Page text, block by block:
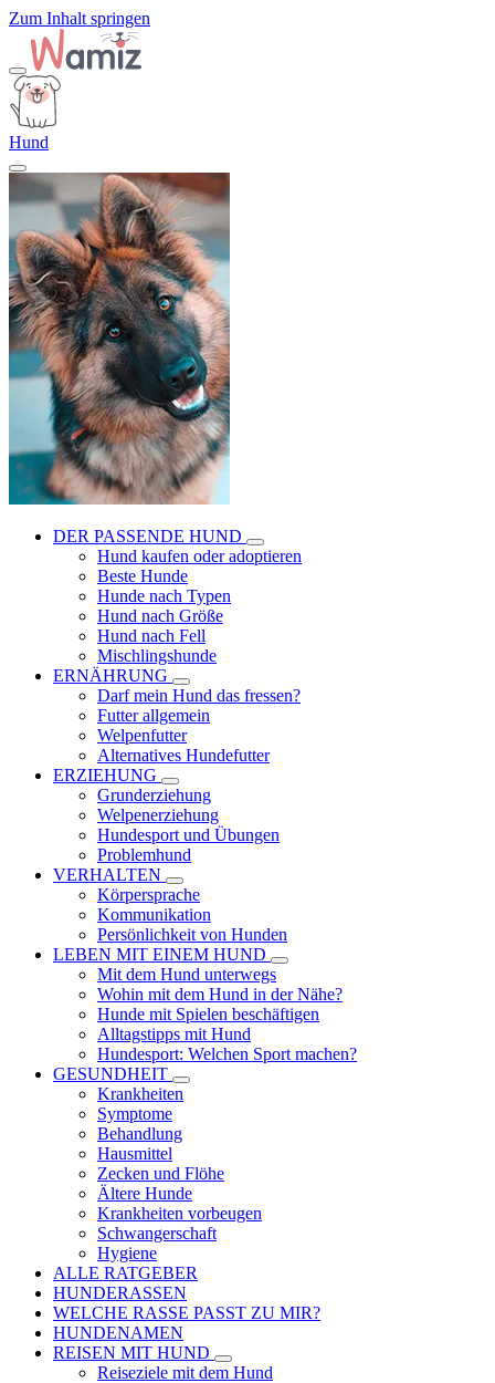
Zum Inhalt springen
Hund
DER PASSENDE HUND
Hund kaufen oder adoptieren
Beste Hunde
Hunde nach Typen
Hund nach Größe
Hund nach Fell
Mischlingshunde
ERNÄHRUNG
Darf mein Hund das fressen?
Futter allgemein
Welpenfutter
Alternatives Hundefutter
ERZIEHUNG
Grunderziehung
Welpenerziehung
Hundesport und Übungen
Problemhund
VERHALTEN
Körpersprache
Kommunikation
Persönlichkeit von Hunden
LEBEN MIT EINEM HUND
Mit dem Hund unterwegs
Wohin mit dem Hund in der Nähe?
Hunde mit Spielen beschäftigen
Alltagstipps mit Hund
Hundesport: Welchen Sport machen?
GESUNDHEIT
Krankheiten
Symptome
Behandlung
Hausmittel
Zecken und Flöhe
Ältere Hunde
Krankheiten vorbeugen
Schwangerschaft
Hygiene
ALLE RATGEBER
HUNDERASSEN
WELCHE RASSE PASST ZU MIR?
HUNDENAMEN
REISEN MIT HUND
Reiseziele mit dem Hund